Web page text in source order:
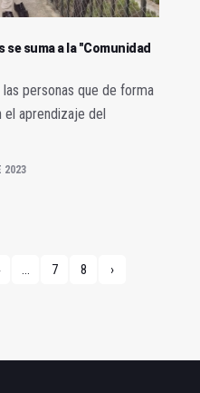
se suma a la "Comunidad
personas que de forma
aprendizaje del
2023
... 7 8 ›